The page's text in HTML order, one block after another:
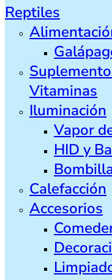
Reptiles
Vitaminas
Iluminación
Vapor
HID y
Calefacción
Accesorios